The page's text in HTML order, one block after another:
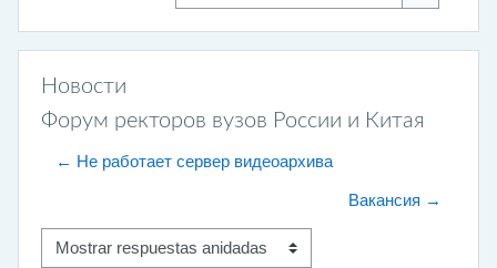
Buscar
Новости
Форум ректоров вузов России и Китая
← Не работает сервер видеоархива
Вакансия →
Mostrar modo